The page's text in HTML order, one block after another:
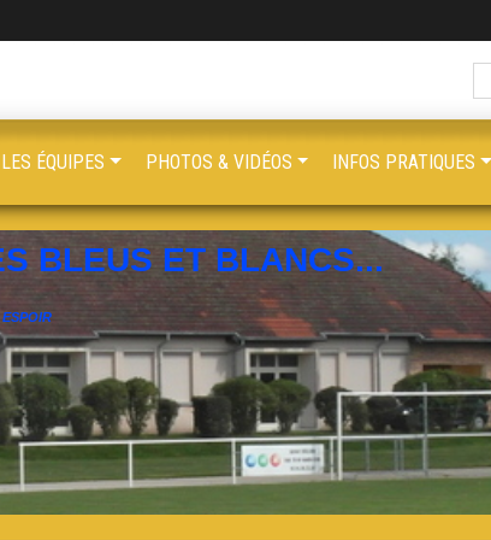
BLEUS ET BLANCS...
LES ÉQUIPES PHOTOS & VIDÉOS INFOS PRATIQUES